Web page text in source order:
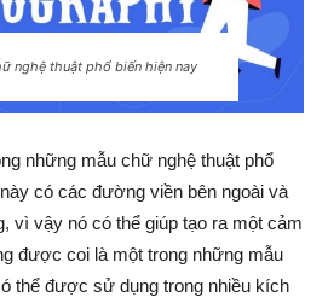
nghệ thuật phổ biến hiện nay
những mẫu chữ nghệ thuật phổ
có các đường viền bên ngoài và
vì vậy nó có thể giúp tạo ra một cảm
được coi là một trong những mẫu
thể được sử dụng trong nhiều kích